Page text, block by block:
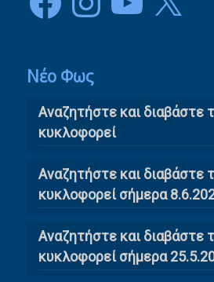
Νέο Φως
Αναζητήστε και διαβάστε
κυκλοφορεί
Αναζητήστε και
κυκλοφορεί σήμερα
Αναζητήστε και
κυκλοφορεί σήμερα